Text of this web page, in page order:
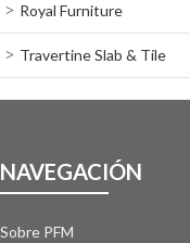
Royal Furniture
Travertine Slab & Tile
NAVEGACIÓN
Sobre PFM